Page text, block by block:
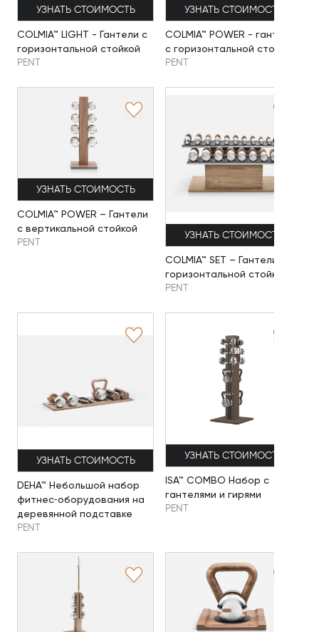
УЗНАТЬ СТОИМОСТЬ
COLMIA™ LIGHT - Гантели с
горизонтальной стойкой
PENT
УЗНАТЬ СТОИМОСТЬ
COLMIA™ POWER - гантели
с горизонтальной стойкой
PENT
УЗНАТЬ СТОИМОСТЬ
COLMIA™ POWER – Гантели
с вертикальной стойкой
PENT
УЗНАТЬ СТОИМОСТЬ
COLMIA™ SET – Гантели с
горизонтальной стойкой
PENT
УЗНАТЬ СТОИМОСТЬ
DEHA™ Небольшой набор
фитнес‑оборудования на
деревянной подставке
PENT
УЗНАТЬ СТОИМОСТЬ
ISA™ COMBO Набор с
гантелями и гирями
PENT